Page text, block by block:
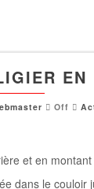
Off
et en
dans le couloir